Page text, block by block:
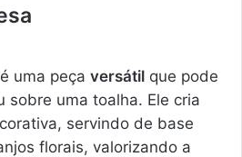
uma peça versátil que pode
sobre uma toalha. Ele cria
servindo de base
florais, valorizando a